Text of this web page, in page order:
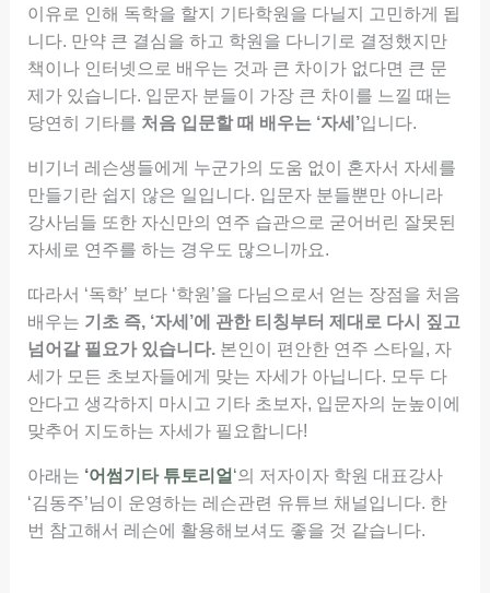
이유로 인해 독학을 할지 기타학원을 다닐지 고민하게 됩
니다. 만약 큰 결심을 하고 학원을 다니기로 결정했지만
책이나 인터넷으로 배우는 것과 큰 차이가 없다면 큰 문
제가 있습니다. 입문자 분들이 가장 큰 차이를 느낄 때는
당연히 기타를 처음 입문할 때 배우는 ‘자세’입니다.
비기너 레슨생들에게 누군가의 도움 없이 혼자서 자세를
만들기란 쉽지 않은 일입니다. 입문자 분들뿐만 아니라
강사님들 또한 자신만의 연주 습관으로 굳어버린 잘못된
자세로 연주를 하는 경우도 많으니까요.
따라서 ‘독학’ 보다 ‘학원’을 다님으로서 얻는 장점을 처음
배우는 기초 즉, ‘자세’에 관한 티칭부터 제대로 다시 짚고
넘어갈 필요가 있습니다.본인이 편안한 연주 스타일, 자
세가 모든 초보자들에게 맞는 자세가 아닙니다. 모두 다
안다고 생각하지 마시고 기타 초보자, 입문자의 눈높이에
맞추어 지도하는 자세가 필요합니다!
아래는 ‘어썸기타 튜토리얼 ‘의 저자이자 학원 대표강사
‘김동주’님이 운영하는 레슨관련 유튜브 채널입니다. 한
번 참고해서 레슨에 활용해보셔도 좋을 것 같습니다.